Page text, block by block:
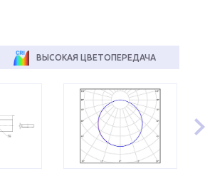
ВЫСОКАЯ ЦВЕТОПЕРЕДАЧА